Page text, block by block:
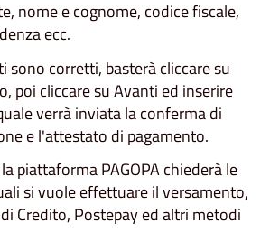
nome e cognome, codice fiscale,
ecc.
sono corretti, basterà cliccare su
poi cliccare su Avanti ed inserire
verrà inviata la conferma di
e l'attestato di pagamento.
piattaforma PAGOPA chiederà le
si vuole effettuare il versamento,
Credito, Postepay ed altri metodi